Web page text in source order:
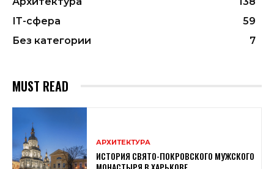
ІТ-сфера
59
Без категории
7
MUST READ
АРХИТЕКТУРА
ИСТОРИЯ СВЯТО-ПОКРОВСКОГО МУЖСКОГО